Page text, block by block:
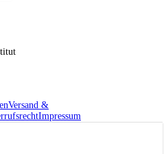
Versand &
Impressum